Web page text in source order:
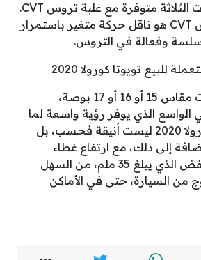
جميع المحركات الثلاثة متوفرة مع علبة تروس CVT.
صندوق التروس CVT هو ناقل حركة متغير باستمرار
وفعالة في التروس.
خيارات العجلات مقاس 15 أو 16 أو 17 بوصة،
الواسع الذي يوفر رؤية واسعة لما
أمامك، فإن كورولا 2020 ليست أنيقة فحسب، بل
إلى ذلك، مع ارتفاع غطاء
المحرك المنخفض الذي يبلغ 35 ملم، من السهل
من السيارة، حتى في الأماكن